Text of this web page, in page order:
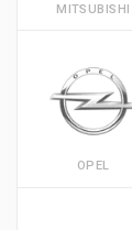
MITSUBISHI
OPEL